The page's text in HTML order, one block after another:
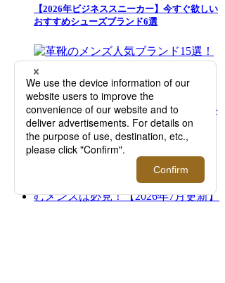
【2026年ビジネススニーカー】今すぐ欲しい
おすすめシューズブランド6選
革靴のメンズ人気ブランド15選！カジュアル
からハイエンドまでご紹介